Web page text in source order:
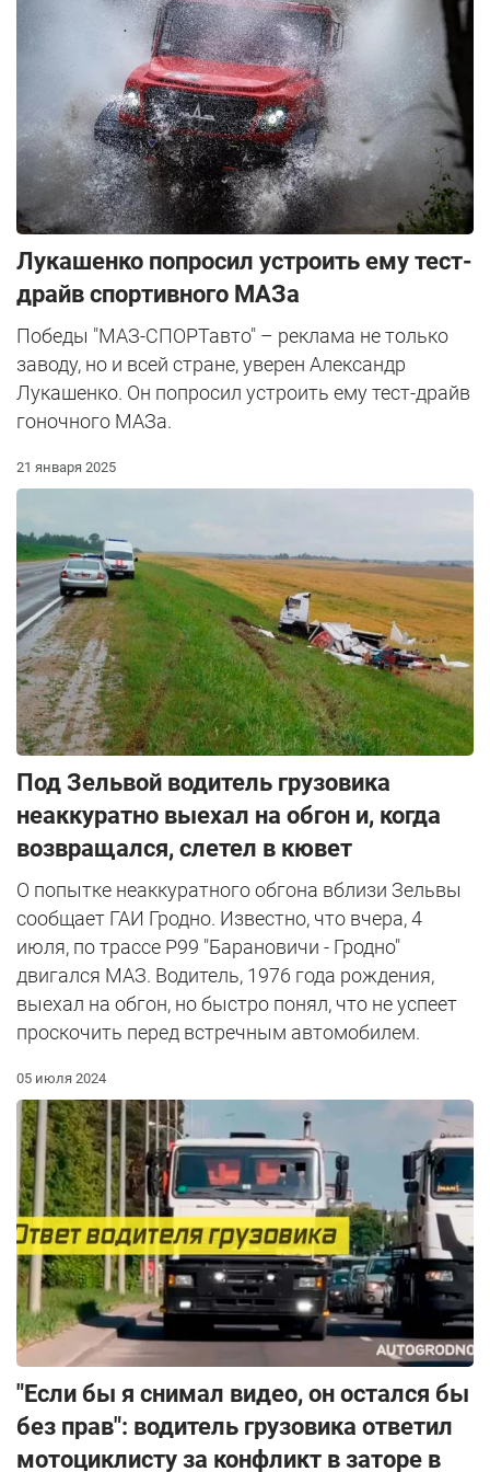
Лукашенко попросил устроить ему тест-
драйв спортивного МАЗа
Победы "МАЗ-СПОРТавто" – реклама не только
заводу, но и всей стране, уверен Александр
Лукашенко. Он попросил устроить ему тест-драйв
гоночного МАЗа.
21 января 2025
Под Зельвой водитель грузовика
неаккуратно выехал на обгон и, когда
возвращался, слетел в кювет
О попытке неаккуратного обгона вблизи Зельвы
сообщает ГАИ Гродно. Известно, что вчера, 4
июля, по трассе Р99 "Барановичи - Гродно"
двигался МАЗ. Водитель, 1976 года рождения,
выехал на обгон, но быстро понял, что не успеет
проскочить перед встречным автомобилем.
05 июля 2024
"Если бы я снимал видео, он остался бы
без прав": водитель грузовика ответил
мотоциклисту за конфликт в заторе в